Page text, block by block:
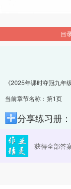
目
《2025年课时夺冠九年
当前章节名称：第1页
分享练习册：
获得全部答